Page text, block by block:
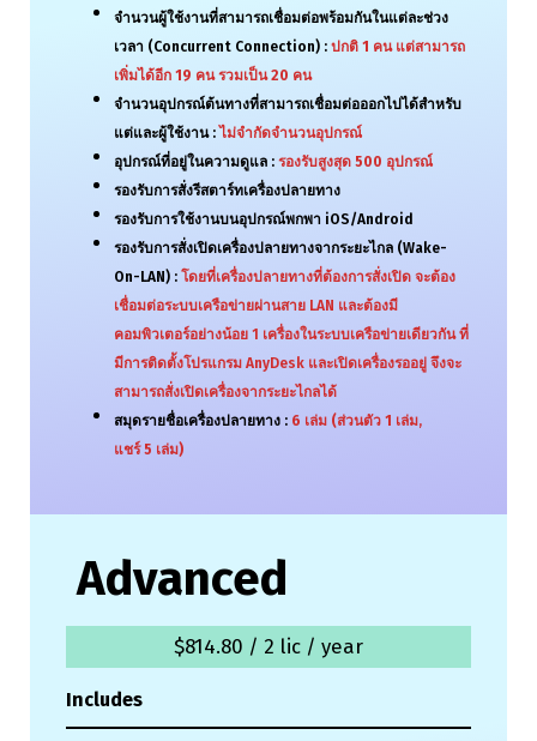
จำนวนผู้ใช้งานที่สามารถเชื่อมต่อพร้อมกันในแต่ละช่วง
เวลา (Concurrent Connection) : ปกติ 1 คน แต่สามารถ
เพิ่มได้อีก 19 คน รวมเป็น20 คน
จำนวนอุปกรณ์ต้นทางที่สามารถเชื่อมต่อออกไปได้สำหรับ
แต่และผู้ใช้งาน : ไม่จำกัดจำนวนอุปกรณ์
อุปกรณ์ที่อยู่ในความดูแล : รองรับสูงสุด 500 อุปกรณ์
รองรับการสั่งรีสตาร์ทเครื่องปลายทาง
รองรับการใช้งานบนอุปกรณ์พกพา iOS/Android
รองรับการสั่งเปิดเครื่องปลายทางจากระยะไกล (Wake-
On-LAN) : โดยที่เครื่องปลายทางที่ต้องการสั่งเปิด จะต้อง
เชื่อมต่อระบบเครือข่ายผ่านสาย LAN และต้องมี
คอมพิวเตอร์อย่างน้อย 1 เครื่องในระบบเครือข่ายเดียวกัน ที่
มีการติดตั้งโปรแกรม AnyDesk และเปิดเครื่องรออยู่ จึงจะ
สามารถสั่งเปิดเครื่องจากระยะไกลได้
สมุดรายชื่อเครื่องปลายทาง : 6 เล่ม (ส่วนตัว 1 เล่ม,
แชร์5 เล่ม)
Advanced
$814.80 / 2 lic / year
Includes